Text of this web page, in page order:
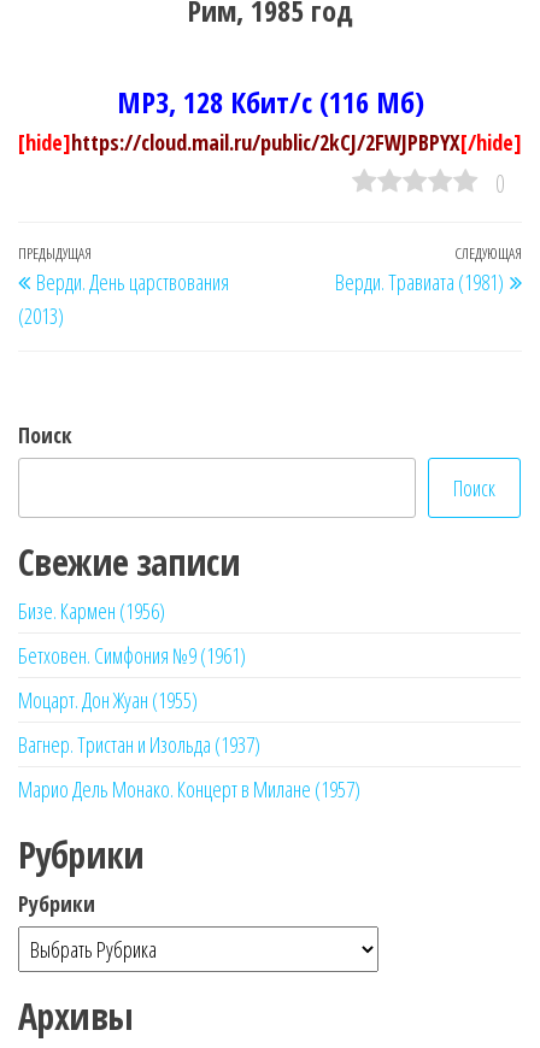
Рим, 1985 год
MP3, 128 Кбит/с (116 Мб)
[hide]https://cloud.mail.ru/public/2kCJ/2FWJPBPYX[/hide]
0
Навигация
по
записям
Предыдущая
запись
ПРЕДЫДУЩАЯ
Верди. День царствования
(2013)
СЛЕДУЮЩАЯ
Верди. Травиата (1981)
Поиск
Поиск
Свежие записи
Бизе. Кармен (1956)
Бетховен. Симфония №9 (1961)
Моцарт. Дон Жуан (1955)
Вагнер. Тристан и Изольда (1937)
Марио Дель Монако. Концерт в Милане (1957)
Рубрики
Рубрики
Архивы